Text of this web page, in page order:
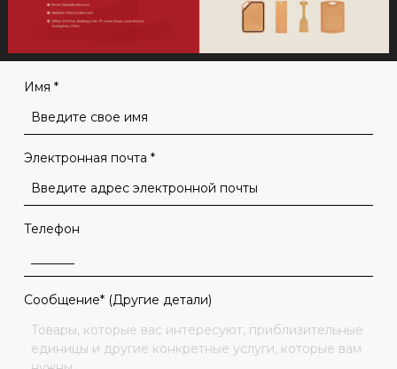
Имя *
Электронная почта *
Телефон
Сообщение* (Другие детали)